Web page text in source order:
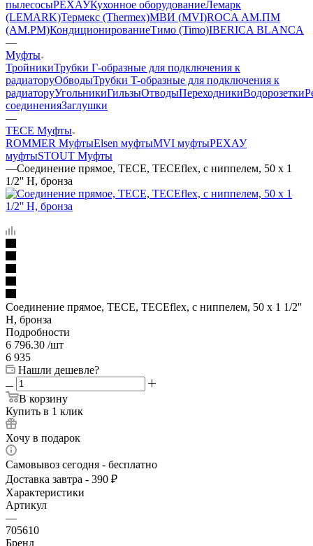
пылесосыРЕХАУКухонное оборудованиеЛемарк
(LEMARK)Термекс (Thermex)МВИ (MVI)ROCA АМ.ПМ
(AM.PM)КондиционированиеТимо (Timo)IBERICA BLANCA
—
Муфты
ТройникиТрубки Г-образные для подключения к
радиаторуОбводыТрубки T-образные для подключения к
радиаторуУгольникиГильзыОтводыПереходникиВодорозетки
соединенияЗаглушки
—
TECE Муфты
ROMMER МуфтыElsen муфтыMVI муфтыРЕХАУ
муфтыSTOUT Муфты
—Соединение прямое, TECE, TECEflex, с ниппелем, 50 х 1
1/2'' Н, бронза
Соединение прямое, TECE, TECEflex, с ниппелем, 50 х 1 1/2''
Н, бронза
Подробности
6 796.30 /шт
6 935
Нашли дешевле?
В корзину
Купить в 1 клик
Хочу в подарок
Самовывоз сегодня - бесплатно
Доставка завтра - 390 ₽
Характеристики
Артикул
—
705610
Бренд